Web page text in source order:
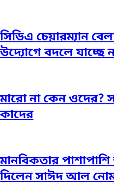
সিডিএ চেয়ারম্যান
উদ্যোগে বদলে যাচ্ছে
মারো না কেন ওদের?
কাদের
মানবিকতার
দিলেন সাঈদ আল